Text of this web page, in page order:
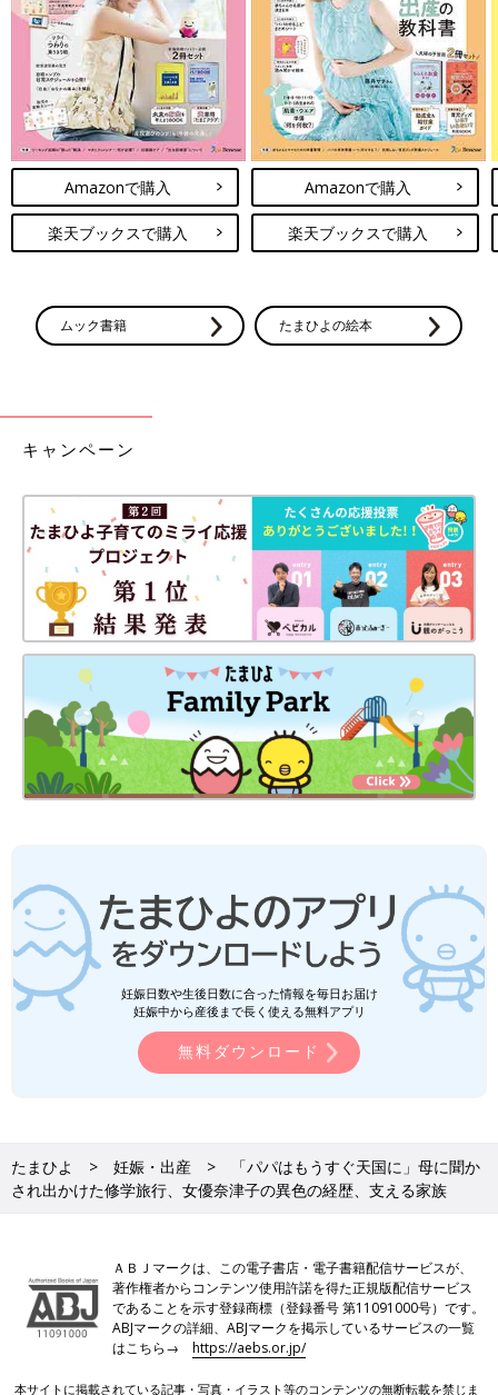
Amazonで購入
楽天ブックスで購入
Amazonで購入
楽天ブックスで購入
ムック書籍 たまひよの絵本
キャンペーン
妊娠日数や生後日数に合った情報を毎日お届け
妊娠中から産後まで長く使える無料アプリ
無料ダウンロード
たまひよ 妊娠・出産
「パパはもうすぐ天国に」母に聞か
され出かけた修学旅行、女優奈津子の異色の経歴、支える家族
ＡＢＪマークは、この電子書店・電子書籍配信サービスが、
著作権者からコンテンツ使用許諾を得た正規版配信サービス
であることを示す登録商標（登録番号 第11091000号）です。
ABJマークの詳細、ABJマークを掲示しているサービスの一覧
はこちら→https://aebs.or.jp/
本サイトに掲載されている記事・写真・イラスト等のコンテンツの無断転載を禁じま